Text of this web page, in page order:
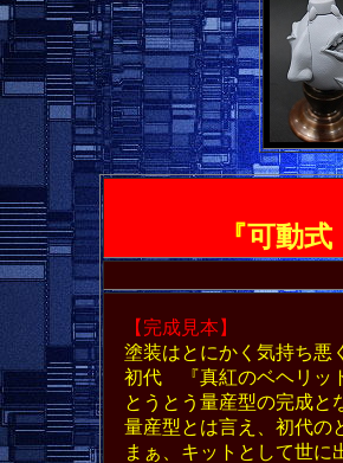
『可動
【完成見本】
塗装はとにかく気持ち悪
初代 『真紅のベヘリッ
とうとう量産型の完成と
量産型とは言え、初代の
まぁ、キットとして世に